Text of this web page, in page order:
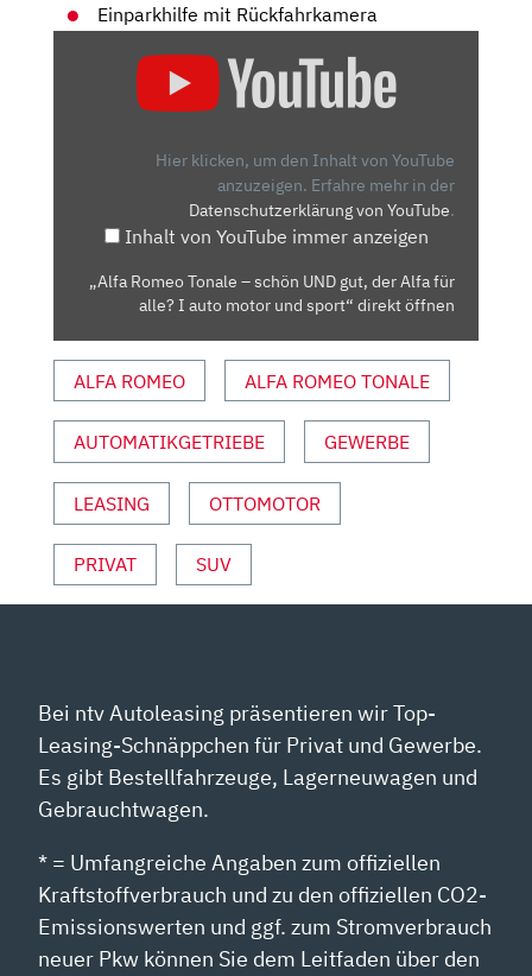
Einparkhilfe mit Rückfahrkamera
I
AUTO
UND
SPORT“
VON
YOUTUBE
ANZEIGEN
Hier klicken, um den Inhalt von YouTube
anzuzeigen. Erfahre mehr in der
Datenschutzerklärung von YouTube.
Inhalt von YouTube immer anzeigen
„Alfa Romeo Tonale – schön UND gut, der Alfa für
alle? I auto motor und sport“ direkt öffnen
ALFA ROMEO ALFA ROMEO TONALE
AUTOMATIKGETRIEBE GEWERBE
LEASING OTTOMOTOR
PRIVAT SUV
Bei ntv Autoleasing präsentieren wir Top-
Leasing-Schnäppchen für Privat und Gewerbe.
Es gibt Bestellfahrzeuge, Lagerneuwagen und
Gebrauchtwagen.
* = Umfangreiche Angaben zum offiziellen
Kraftstoffverbrauch und zu den offiziellen CO2-
Emissionswerten und ggf. zum Stromverbrauch
neuer Pkw können Sie dem Leitfaden über den